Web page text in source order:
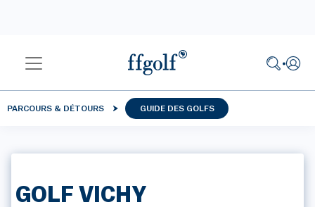
PARCOURS & DÉTOURS GUIDE DES GOLFS
GOLF VICHY